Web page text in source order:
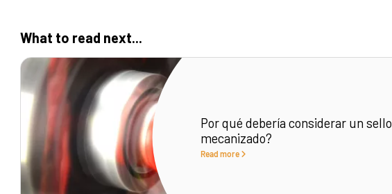
What to read next...
Por qué debería considerar un sello
mecanizado?
Read more